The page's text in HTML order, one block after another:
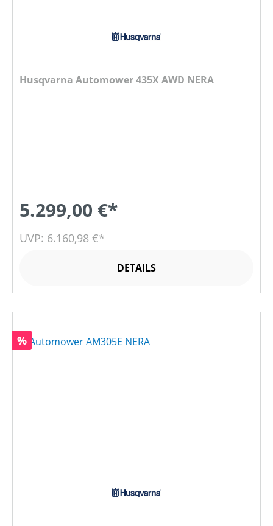
Husqvarna Automower 435X AWD NERA
5.299,00 €*
UVP: 6.160,98 €*
DETAILS
Rabatt
%